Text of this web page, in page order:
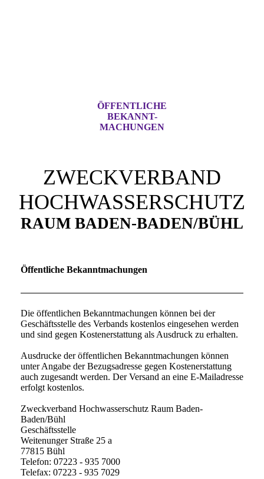
ÖFFENTLICHE
BEKANNT-
MACHUNGEN
ZWECKVERBAND
HOCHWASSERSCHUTZ
RAUM BADEN-BADEN/BÜHL
Öffentliche Bekanntmachungen
Die öffentlichen Bekanntmachungen können bei der
Geschäftsstelle des Verbands kostenlos eingesehen werden
und sind gegen Kostenerstattung als Ausdruck zu erhalten.
Ausdrucke der öffentlichen Bekanntmachungen können
unter Angabe der Bezugsadresse gegen Kostenerstattung
auch zugesandt werden. Der Versand an eine E-Mailadresse
erfolgt kostenlos.
Zweckverband Hochwasserschutz Raum Baden-
Baden/Bühl
Geschäftsstelle
Weitenunger Straße 25 a
77815 Bühl
Telefon: 07223 - 935 7000
Telefax: 07223 - 935 7029